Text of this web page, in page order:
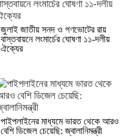
জুলাই জাতীয় সনদ ও গণভোটের রায়
বাস্তবায়নে লংমার্চের ঘোষণা ১১-দলীয়
ঐক্যের
পাইপলাইনের মাধ্যমে ভারত থেকে আরও
বেশি ডিজেল চেয়েছি: জ্বালানিমন্ত্রী